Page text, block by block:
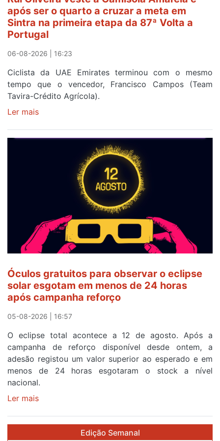
etapa
da
Volta
a
Portugal
após ser o quarto a cruzar a meta em
Sintra na primeira etapa da 87ª Volta a
Portugal
06-08-2026 | 16:23
Ciclista da UAE Emirates terminou com o mesmo
tempo que o vencedor, Francisco Campos (Team
Tavira-Crédito Agrícola).
Ler mais
ser
o
quarto
a
a
meta
em
Sintra
primeira
etapa
da
87ª
Volta
Óculos gratuitos para observar o eclipse
solar esgotam em menos de 24 horas
após campanha reforço
05-08-2026 | 16:57
O eclipse total acontece a 12 de agosto. Após a
campanha de reforço disponível desde ontem, a
adesão registou um valor superior ao esperado e em
menos de 24 horas esgotaram o stock a nível
nacional.
Ler mais
Edição Semanal